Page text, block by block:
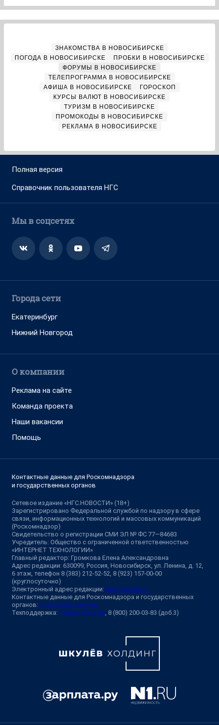
ЗНАКОМСТВА В НОВОСИБИРСКЕ
ПОГОДА В НОВОСИБИРСКЕ
ПРОБКИ В НОВОСИБИРСКЕ
ФОРУМЫ В НОВОСИБИРСКЕ
ТЕЛЕПРОГРАММА В НОВОСИБИРСКЕ
АФИША В НОВОСИБИРСКЕ
ГОРОСКОП
КУРСЫ ВАЛЮТ В НОВОСИБИРСКЕ
ТУРИЗМ В НОВОСИБИРСКЕ
ПРОМОКОДЫ В НОВОСИБИРСКЕ
РЕКЛАМА В НОВОСИБИРСКЕ
Полная версия
Справочник пользователя НГС
Мы в соцсетях
Города сети
Екатеринбург
Нижний Новгород
О компании
Реклама на сайте
Команда проекта
Наши вакансии
Помощь
Контактные данные для Роскомнадзора
и государственных органов
Сетевое издание «НГС.НОВОСТИ» (18+)
Зарегистрировано Федеральной службой по надзору в сфере
связи, информационных технологий и массовых коммуникаций
(Роскомнадзор)
Свидетельство о регистрации СМИ ЭЛ № ФС 77—84683
Учредитель: Общество с ограниченной ответственностью
«ИНТЕРНЕТ ТЕХНОЛОГИИ»
Главный редактор: Громкова Елена Александровна
Адрес редакции: 630099, Россия, Новосибирск, ул. Ленина, д. 12,
6 этаж, телефон 8 (383) 212-52-52, 8 (923) 157-00-00
(круглосуточно)
Электронный адрес редакции: ngs@shkulev.ru
Контактные данные для Роскомнадзора и государственных
органов: juristnsk@shkulev.ru
Техподдержка: help@shkulev.ru, 8 (800) 200-03-83 (доб.3)